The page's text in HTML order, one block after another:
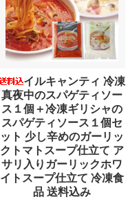
イルキャンティ 冷凍
真夜中のスパゲティソー
ス１個＋冷凍ギリシャの
スパゲティソース１個セ
ット 少し辛めのガーリッ
クトマトスープ仕立て ア
サリ入りガーリックホワ
イトスープ仕立て 冷凍食
品 送料込み